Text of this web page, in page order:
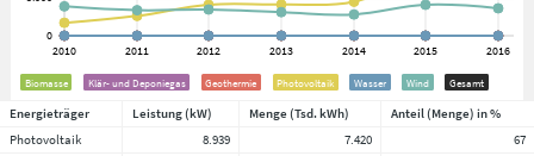
Biomasse Klär- und Deponiegas Geothermie Photovoltaik Wasser Wind Gesamt
Energieträger Leistung (kW) Menge (Tsd. kWh)
Anteil (Menge) in %
Photovoltaik
8.939 7.420
67